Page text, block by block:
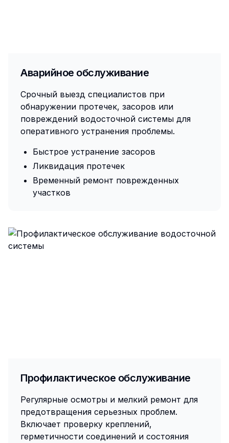
Аварийное обслуживание
Срочный выезд специалистов при
обнаружении протечек, засоров или
повреждений водосточной системы для
оперативного устранения проблемы.
Быстрое устранение засоров
Ликвидация протечек
Временный ремонт поврежденных
участков
Профилактическое обслуживание
Регулярные осмотры и мелкий ремонт для
предотвращения серьезных проблем.
Включает проверку креплений,
герметичности соединений и состояния